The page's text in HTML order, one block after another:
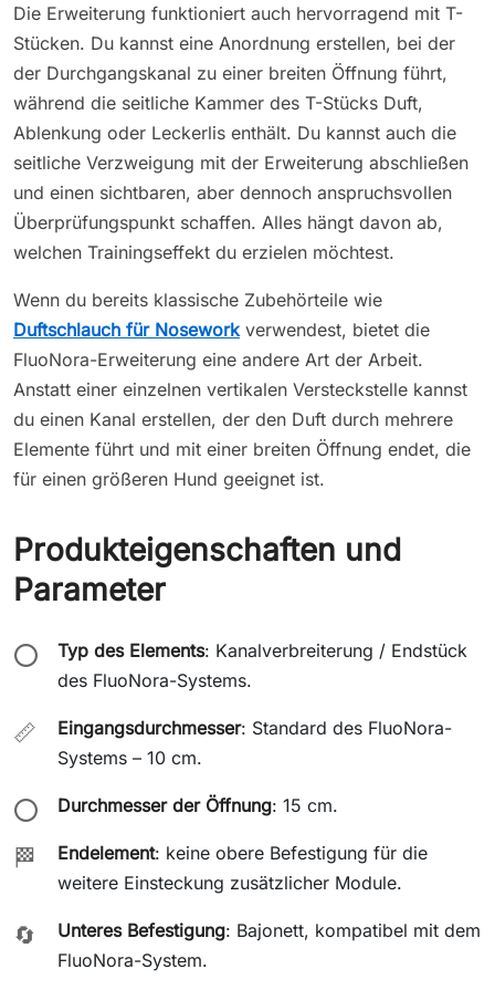
Die Erweiterung funktioniert auch hervorragend mit T-
Stücken. Du kannst eine Anordnung erstellen, bei der
der Durchgangskanal zu einer breiten Öffnung führt,
während die seitliche Kammer des T-Stücks Duft,
Ablenkung oder Leckerlis enthält. Du kannst auch die
seitliche Verzweigung mit der Erweiterung abschließen
und einen sichtbaren, aber dennoch anspruchsvollen
Überprüfungspunkt schaffen. Alles hängt davon ab,
welchen Trainingseffekt du erzielen möchtest.
Wenn du bereits klassische Zubehörteile wie
Duftschlauch für Nosework verwendest, bietet die
FluoNora-Erweiterung eine andere Art der Arbeit.
Anstatt einer einzelnen vertikalen Versteckstelle kannst
du einen Kanal erstellen, der den Duft durch mehrere
Elemente führt und mit einer breiten Öffnung endet, die
für einen größeren Hund geeignet ist.
Produkteigenschaften und
Parameter
⭕ Typ des Elements: Kanalverbreiterung / Endstück
des FluoNora-Systems.
📏 Eingangsdurchmesser: Standard des FluoNora-
Systems – 10 cm.
⭕ Durchmesser der Öffnung: 15 cm.
🏁 Endelement: keine obere Befestigung für die
weitere Einsteckung zusätzlicher Module.
🔄 Unteres Befestigung: Bajonett, kompatibel mit dem
FluoNora-System.